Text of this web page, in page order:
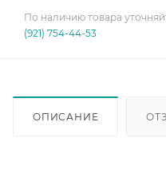
По наличию товара
(921) 754-44-53
ОПИСАНИЕ